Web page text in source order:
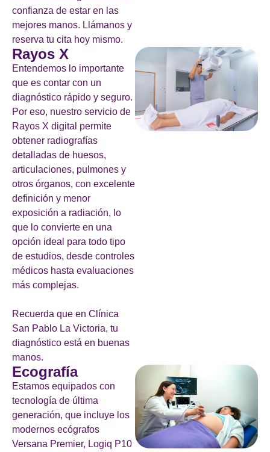
confianza de estar en las
mejores manos. Llámanos y
reserva tu cita hoy mismo.
Rayos X
Entendemos lo importante
que es contar con un
diagnóstico rápido y seguro.
Por eso, nuestro servicio de
Rayos X digital permite
obtener radiografías
detalladas de huesos,
articulaciones, pulmones y
otros órganos, con excelente
definición y menor
exposición a radiación, lo
que lo convierte en una
opción ideal para todo tipo
de estudios, desde controles
médicos hasta evaluaciones
más complejas.
Recuerda que en Clínica
San Pablo La Victoria, tu
diagnóstico está en buenas
manos.
Ecografía
Estamos equipados con
tecnología de última
generación, que incluye los
modernos ecógrafos
Versana Premier, Logiq P10